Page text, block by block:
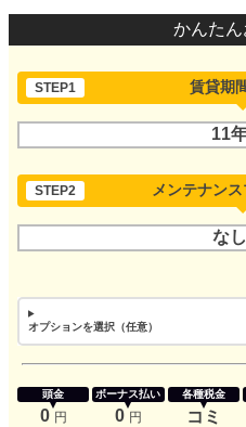
かんたん
STEP1 賃貸期
11
STEP2 メンテナン
なし
オプションを選択（任意）
頭金
0 円
ボーナス払い
0 円
各種税金
コミ